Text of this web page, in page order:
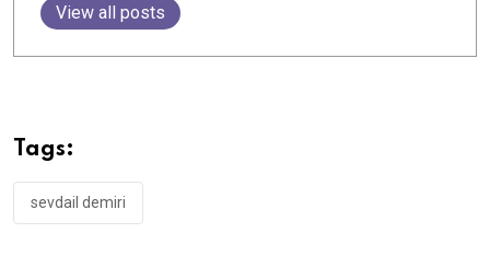
View all posts
Tags:
sevdail demiri